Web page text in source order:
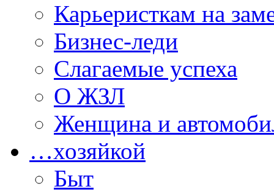
Карьеристкам на
Бизнес-леди
Слагаемые успеха
О ЖЗЛ
Женщина и
…хозяйкой
Быт